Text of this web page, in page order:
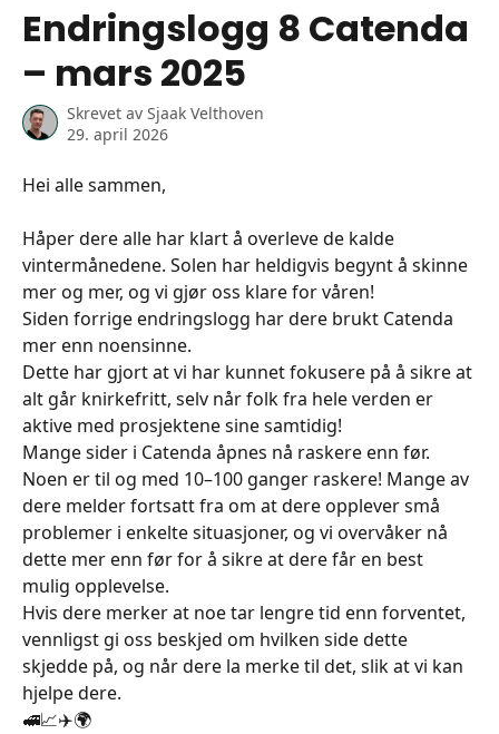
Endringslogg 8 Catenda
– mars 2025
Skrevet av Sjaak Velthoven
29. april 2026
Hei alle sammen,
Håper dere alle har klart å overleve de kalde
vintermånedene. Solen har heldigvis begynt å skinne
mer og mer, og vi gjør oss klare for våren!
Siden forrige endringslogg har dere brukt Catenda
mer enn noensinne.
Dette har gjort at vi har kunnet fokusere på å sikre at
alt går knirkefritt, selv når folk fra hele verden er
aktive med prosjektene sine samtidig!
Mange sider i Catenda åpnes nå raskere enn før.
Noen er til og med 10–100 ganger raskere! Mange av
dere melder fortsatt fra om at dere opplever små
problemer i enkelte situasjoner, og vi overvåker nå
dette mer enn før for å sikre at dere får en best
mulig opplevelse.
Hvis dere merker at noe tar lengre tid enn forventet,
vennligst gi oss beskjed om hvilken side dette
skjedde på, og når dere la merke til det, slik at vi kan
hjelpe dere.
🚅📈✈️🌍